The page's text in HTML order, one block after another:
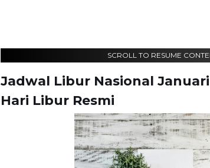
SCROLL TO RESUME
Jadwal Libur Nasional
Hari Libur Resmi